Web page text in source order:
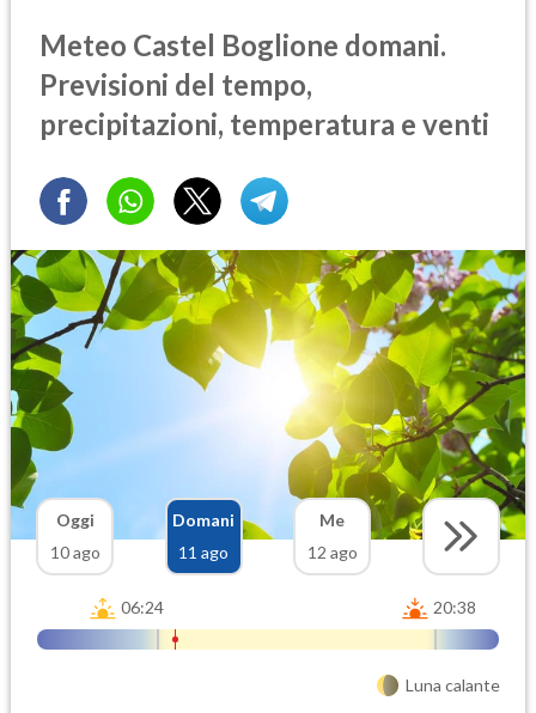
Meteo Castel Boglione domani.
Previsioni del tempo,
precipitazioni, temperatura e venti
Oggi
10 ago
Domani
11 ago
Me
12 ago
06:24 20:38
Luna calante